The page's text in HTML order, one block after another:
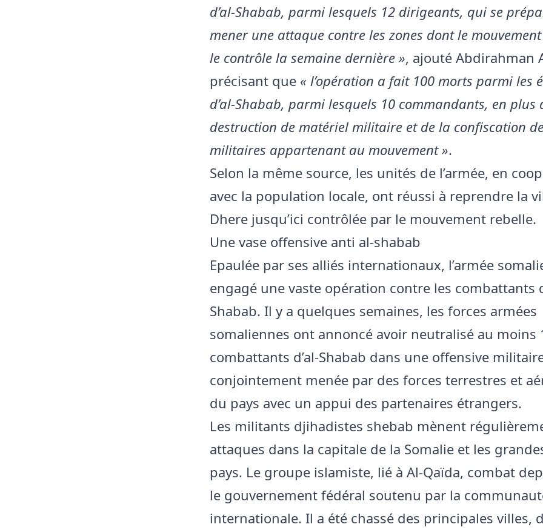
d’al-Shabab, parmi lesquels 12 dirigeants, qui se
mener une attaque contre les zones dont le
le contrôle la semaine dernière », ajouté Abdirahman
précisant que « l’opération a fait 100 morts parmi les
d’al-Shabab, parmi lesquels 10 commandants, en plus
destruction de matériel militaire et de la confiscation
militaires appartenant au mouvement ».
Selon la même source, les unités de l’armée, en
avec la population locale, ont réussi à reprendre la
Dhere jusqu’ici contrôlée par le mouvement rebelle.
Une vase offensive anti al-shabab
Epaulée par ses alliés internationaux, l’armée
engagé une vaste opération contre les combattants
Shabab. Il y a quelques semaines, les forces armées
somaliennes ont annoncé avoir neutralisé au moins
combattants d’al-Shabab dans une offensive
conjointement menée par des forces terrestres et
du pays avec un appui des partenaires étrangers.
Les militants djihadistes shebab mènent
attaques dans la capitale de la Somalie et les
pays. Le groupe islamiste, lié à Al-Qaïda, combat
le gouvernement fédéral soutenu par la
internationale. Il a été chassé des principales villes,